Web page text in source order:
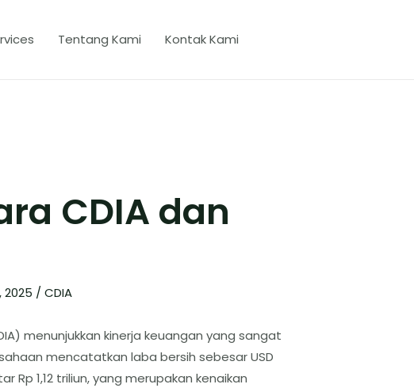
Tentang Kami Kontak Kami
CDIA dan
2025 / CDIA
menunjukkan kinerja keuangan yang sangat
mencatatkan laba bersih sebesar USD
Rp 1,12 triliun, yang merupakan kenaikan